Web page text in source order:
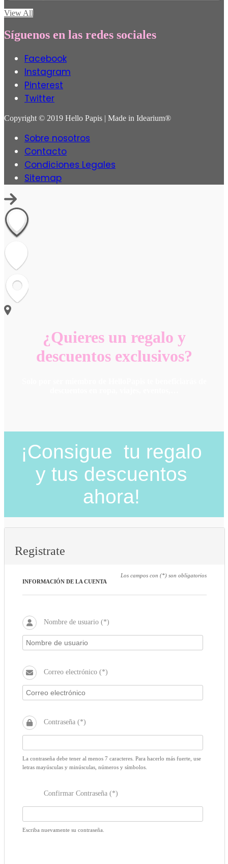
View All
Síguenos en las redes sociales
Facebook
Instagram
Pinterest
Twitter
Copyright © 2019 Hello Papis | Made in Idearium®
Sobre nosotros
Contacto
Condiciones Legales
Sitemap
¿Quieres un regalo y
descuentos exclusivos?
¡Consigue tu regalo
y tus descuentos
ahora!
Registrate
Los campos con (*) son obligatorios
INFORMACIÓN DE LA CUENTA
Nombre de usuario (*)
Correo electrónico (*)
Contraseña (*)
La contraseña debe tener al menos 7 caracteres. Para hacerlo más fuerte, use
letras mayúsculas y minúsculas, números y símbolos.
Confirmar Contraseña (*)
Escriba nuevamente su contraseña.